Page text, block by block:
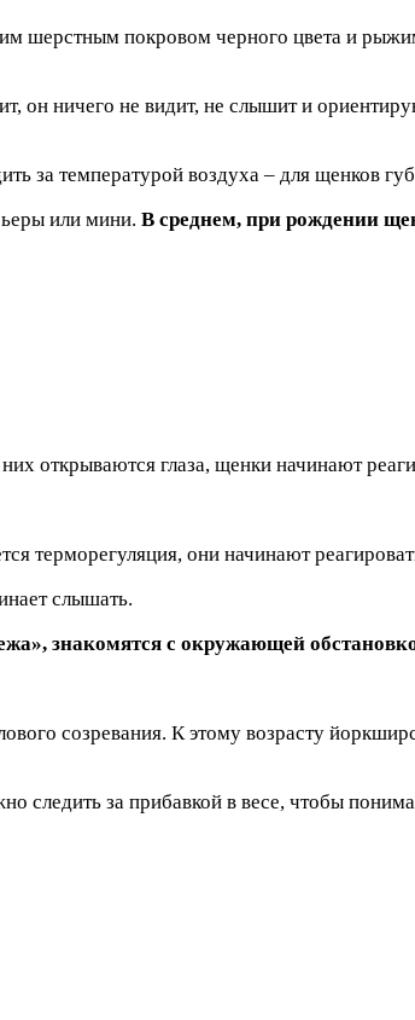
шерстным покровом черного цвета и
он ничего не видит, не слышит и
за температурой воздуха – для щенков
или мини. В среднем, при рождении
открываются глаза, щенки начинают
терморегуляция, они начинают
слышать.
знакомятся с окружающей
созревания. К этому возрасту
следить за прибавкой в весе, чтобы